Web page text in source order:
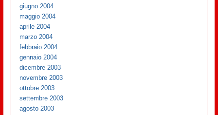
giugno 2004
maggio 2004
aprile 2004
marzo 2004
febbraio 2004
gennaio 2004
dicembre 2003
novembre 2003
ottobre 2003
settembre 2003
agosto 2003